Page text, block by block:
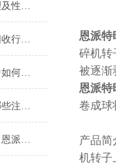
正极材料破碎机的工作原理及性能特点
软包锂电池破碎机在电池回收行业中的应用
电极片破碎机在运行过程中如何保证安全？
电极铜箔破碎机的使用有哪些注意事项？
全自动铝屑压饼机多少钱？恩派特品牌为何值得优先考虑？
恩派特
碎机转
被逐渐
恩派特
卷成球
产品简
机转子